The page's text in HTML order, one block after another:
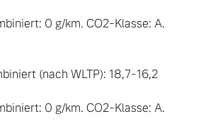
0 g/km. CO2-Klasse: A.
(nach WLTP): 18,7-16,2
0 g/km. CO2-Klasse: A.